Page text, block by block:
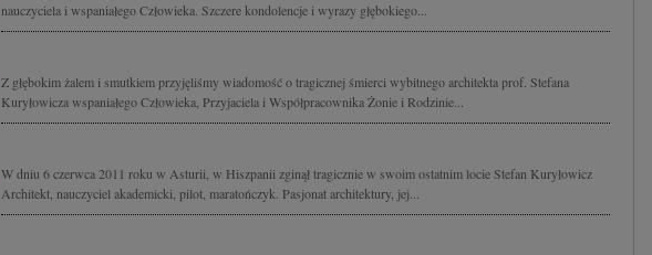
nauczyciela i wspaniałego Człowieka. Szczere kondolencje i wyrazy głębokiego...
Z głębokim żalem i smutkiem przyjęliśmy wiadomość o tragicznej śmierci wybitnego architekta prof. Stefana
Kuryłowicza wspaniałego Człowieka, Przyjaciela i Współpracownika Żonie i Rodzinie...
W dniu 6 czerwca 2011 roku w Asturii, w Hiszpanii zginął tragicznie w swoim ostatnim locie Stefan Kuryłowicz
Architekt, nauczyciel akademicki, pilot, maratończyk. Pasjonat architektury, jej...